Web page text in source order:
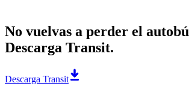
No vuelvas a perder el
Descarga Transit.
Descarga Transit